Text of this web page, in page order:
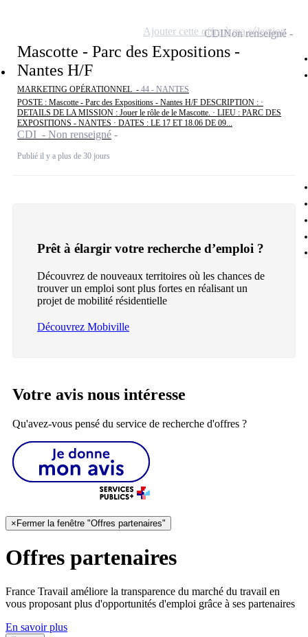
Mascotte - Parc des Expositions -
Nantes H/F
MARKETING OPÉRATIONNEL - 44 - NANTES
POSTE : Mascotte - Parc des Expositions - Nantes H/F DESCRIPTION : ·
DETAILS DE LA MISSION : Jouer le rôle de le Mascotte. · LIEU : PARC DES
EXPOSITIONS - NANTES · DATES : LE 17 ET 18.06 DE 09...
CDI - Non renseigné
Publié il y a plus de 30 jours
CDINon renseigné
Ajouter cette offre à ma sélection
Prêt à élargir votre recherche d’emploi ?
Découvrez de nouveaux territoires où les chances de
trouver un emploi sont plus fortes en réalisant un
projet de mobilité résidentielle
Découvrez Mobiville
Votre avis nous intéresse
Qu'avez-vous pensé du service de recherche d'offres ?
× Fermer la fenêtre "Offres partenaires"
Offres partenaires
France Travail améliore la transparence du marché du travail en
vous proposant plus d'opportunités d'emploi grâce à ses partenaires
En savoir plus